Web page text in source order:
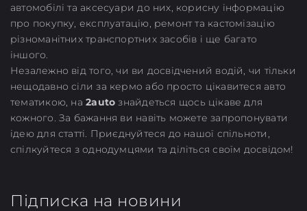
автомобілі та аксесуари до них, корисну інформацію
про покупку, експлуатацію, ремонт та кастомізацію
різноманітних транспортних засобів і ще багато
іншого.
Незалежно від того, чи ви досвідчений водій, чи тільки
нещодавно сіли за кермо або просто цікавитеся авто
тематикою, на2auto знайдеться щось цікаве для
кожного. За бажання ви навіть можете запропонувати
ідею для статті. Приєднуйтеся до нашої спільноти,
спілкуйтеся з однодумцями та діліться своїм досвідом!
Підписка на новини